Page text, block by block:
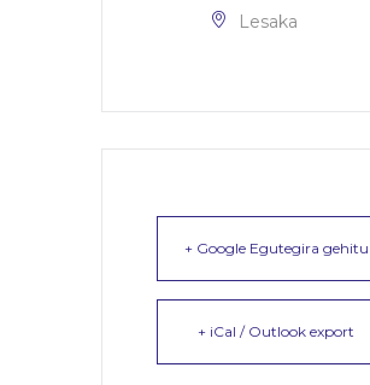
Lesaka
+ Google Egutegira gehitu
+ iCal / Outlook export